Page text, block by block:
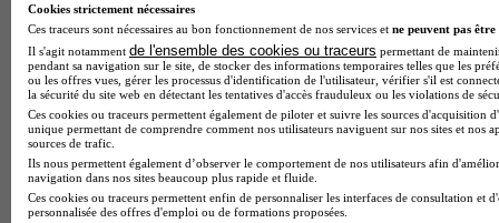
BTS Mco en alternance
BTS Pi en alternance
BTS Sp3s en alternance
Master CCA en alternance
BTS Ndrc en alternance
BTS Sam en alternance
Cap Fleuriste en alternance
BTS Sio en alternance
MSc Marketing Digital en alternance
BTS Gpme en alternance
Cap Electricien en alternance
Cookies strictement nécessaires
Ces traceurs sont nécessaires au bon fonctionnement de nos services et ne peuvent pas être
Il s'agit notamment de l'ensemble des cookies ou traceurs permettant de
pendant sa navigation sur le site, de stocker des informations temporaires telles que les
ou les offres vues, gérer les processus d'identification de l'utilisateur, vérifier s'il est
la sécurité du site web en détectant les tentatives d'accès frauduleux ou les violations de
Ces cookies ou traceurs permettent également de piloter et suivre les sources d'acquisition
unique permettant de comprendre comment nos utilisateurs naviguent sur nos sites et nos
sources de trafic.
Ils nous permettent également d’observer le comportement de nos utilisateurs afin
navigation dans nos sites beaucoup plus rapide et fluide.
Ces cookies ou traceurs permettent enfin de personnaliser les interfaces de consultation et
personnalisée des offres d'emploi ou de formations proposées.